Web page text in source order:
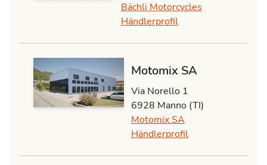
Bächli Motorcycles
Händlerprofil
Motomix SA
Via Norello 1
6928 Manno (TI)
Motomix SA
Händlerprofil